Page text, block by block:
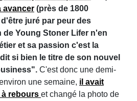
avancer (près de 1800
juré par peur des
de Young Stoner Lifer n'en
et sa passion c'est la
si bien le titre de son nouvel
C'est donc une demi-
une semaine, il avait
rebours et changé la photo de